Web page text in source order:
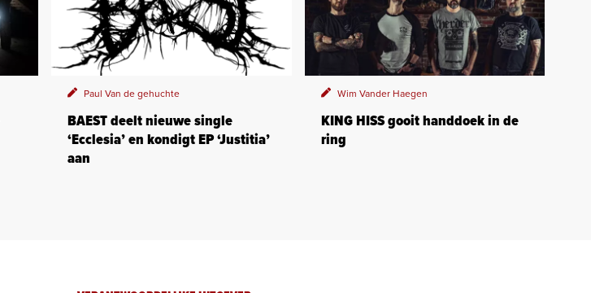
Paul Van de gehuchte
BAEST deelt nieuwe single
‘Ecclesia’ en kondigt EP ‘Justitia’
aan
Wim Vander Haegen
KING HISS gooit handdoek in de
ring